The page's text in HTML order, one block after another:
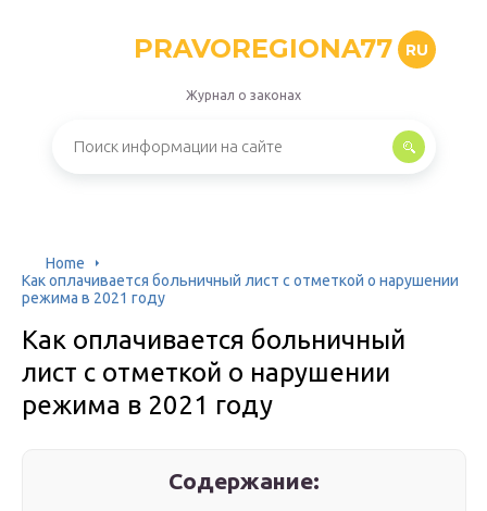
PRAVOREGIONA77 RU
Журнал о законах
Home
Как оплачивается больничный лист с отметкой о нарушении
режима в 2021 году
Как оплачивается больничный
лист с отметкой о нарушении
режима в 2021 году
Содержание: